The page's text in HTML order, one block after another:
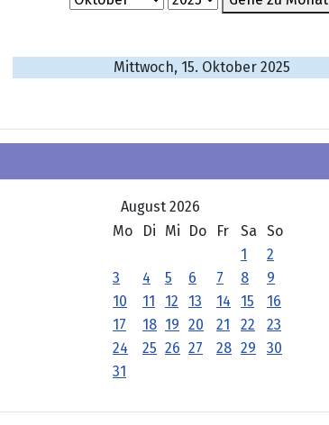
Mittwoch, 15. Oktober 2025
August 2026
Mo
Di Mi Do Fr Sa
So
1
2
3
4 5 6 7 8
9
10
11 12 13 14 15
16
17
18 19 20 21 22
23
24
25 26 27 28 29
30
31